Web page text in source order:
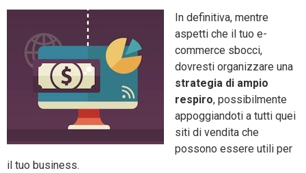
In definitiva, mentre
aspetti che il tuo e-
commerce sbocci,
dovresti organizzare una
strategia di ampio
respiro, possibilmente
appoggiandoti a tutti quei
siti di vendita che
possono essere utili per
il tuo business.